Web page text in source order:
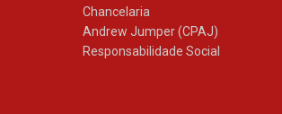
Chancelaria
Andrew Jumper (CPAJ)
Responsabilidade Social